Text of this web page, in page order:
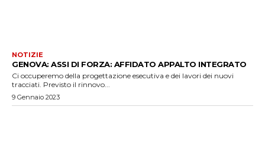
NOTIZIE
GENOVA: ASSI DI FORZA: AFFIDATO APPALTO INTEGRATO
Ci occuperemo della progettazione esecutiva e dei lavori dei nuovi
tracciati. Previsto il rinnovo...
9 Gennaio 2023